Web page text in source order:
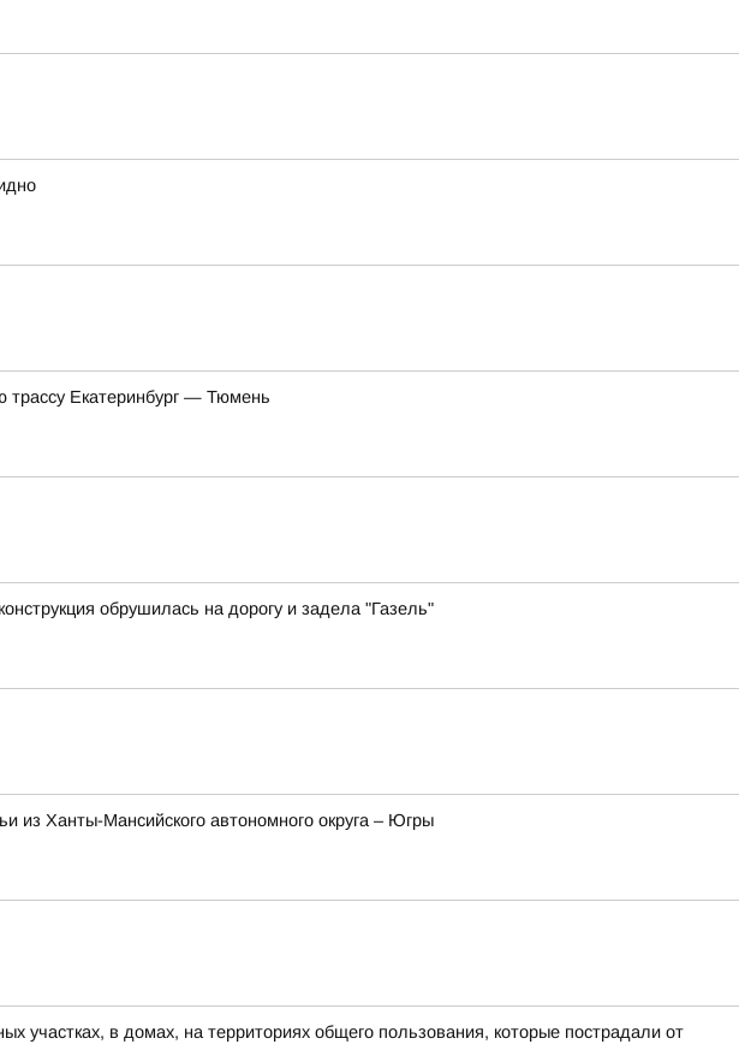
Екатеринбург — Тюмень
обрушилась на дорогу и задела "Газель"
из Ханты-Мансийского автономного округа – Югры
участках, в домах, на территориях общего пользования, которые пострадали от